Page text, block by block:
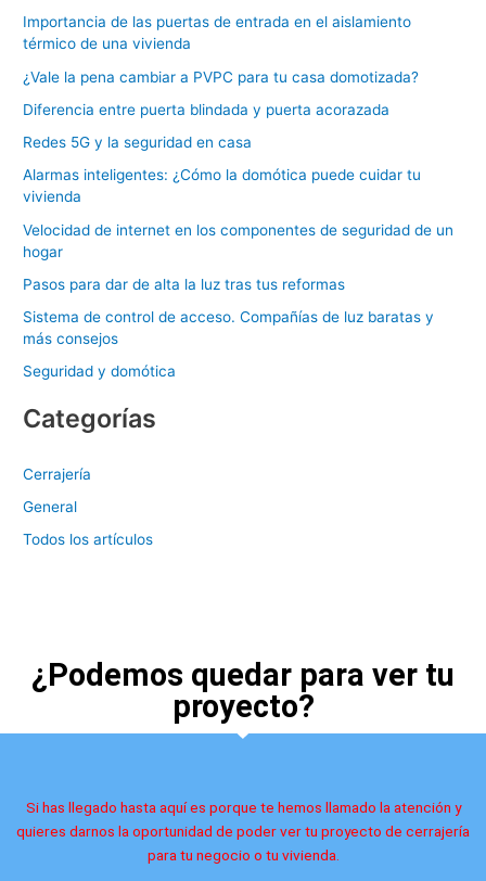
p
r
:
Importancia de las puertas de entrada en el aislamiento
térmico de una vivienda
¿Vale la pena cambiar a PVPC para tu casa domotizada?
Diferencia entre puerta blindada y puerta acorazada
Redes 5G y la seguridad en casa
Alarmas inteligentes: ¿Cómo la domótica puede cuidar tu
vivienda
Velocidad de internet en los componentes de seguridad de un
hogar
Pasos para dar de alta la luz tras tus reformas
Sistema de control de acceso. Compañías de luz baratas y
más consejos
Seguridad y domótica
Categorías
Cerrajería
General
Todos los artículos
¿Podemos quedar para ver tu
proyecto?
Si has llegado hasta aquí es porque te hemos llamado la atención y
quieres darnos la oportunidad de poder ver tu proyecto de cerrajería
para tu negocio o tu vivienda.